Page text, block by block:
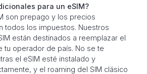
para un eSIM?
son prepago y los precios
todos los impuestos. Nuestros
están destinados a reemplazar el
tu operador de país. No se te
el eSIM esté instalado y
y el roaming del SIM clásico